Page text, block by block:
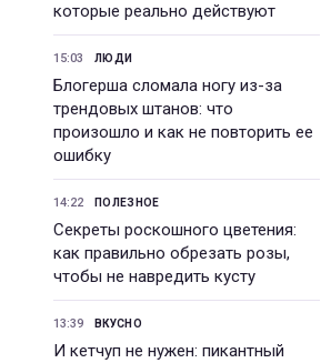
которые реально действуют
15:03 ЛЮДИ
Блогерша сломала ногу из-за
трендовых штанов: что
произошло и как не повторить ее
ошибку
14:22 ПОЛЕЗНОЕ
Секреты роскошного цветения:
как правильно обрезать розы,
чтобы не навредить кусту
13:39 ВКУСНО
И кетчуп не нужен: пикантный